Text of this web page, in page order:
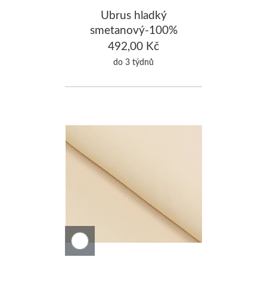
Ubrus hladký
smetanový-100%
Bavlna 130x250cm
492,00 Kč
do 3 týdnů